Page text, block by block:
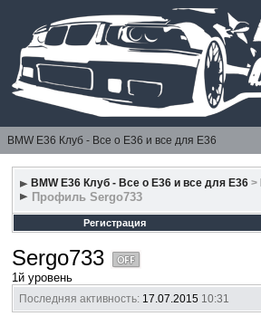
BMW E36 Клуб - Все о Е36 и все для Е36
BMW E36 Клуб - Все о Е36 и все для Е36 >
Профиль Sergo733
Регистрация
Sergo733
1й уровень
Последняя активность: 17.07.2015 10:31